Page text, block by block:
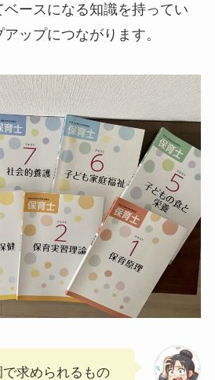
ベースになる知識を持ってい
ップにつながります。
求められるもの